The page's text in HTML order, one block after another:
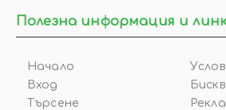
Полезна информация и
Начало
Вход
Търсене